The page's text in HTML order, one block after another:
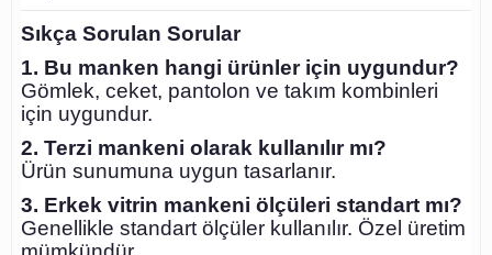
Sıkça Sorulan Sorular
1. Bu manken hangi ürünler için uygundur?
Gömlek, ceket, pantolon ve takım kombinleri
için uygundur.
2. Terzi mankeni olarak kullanılır mı?
Ürün sunumuna uygun tasarlanır.
3. Erkek vitrin mankeni ölçüleri standart mı?
Genellikle standart ölçüler kullanılır. Özel üretim